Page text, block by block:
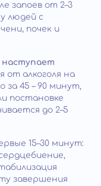
запоев от 2–3
людей с
почек и
наступает
от алкоголя на
за 45 – 90 минут,
постановке
до 2–5
15–30 минут:
завершения